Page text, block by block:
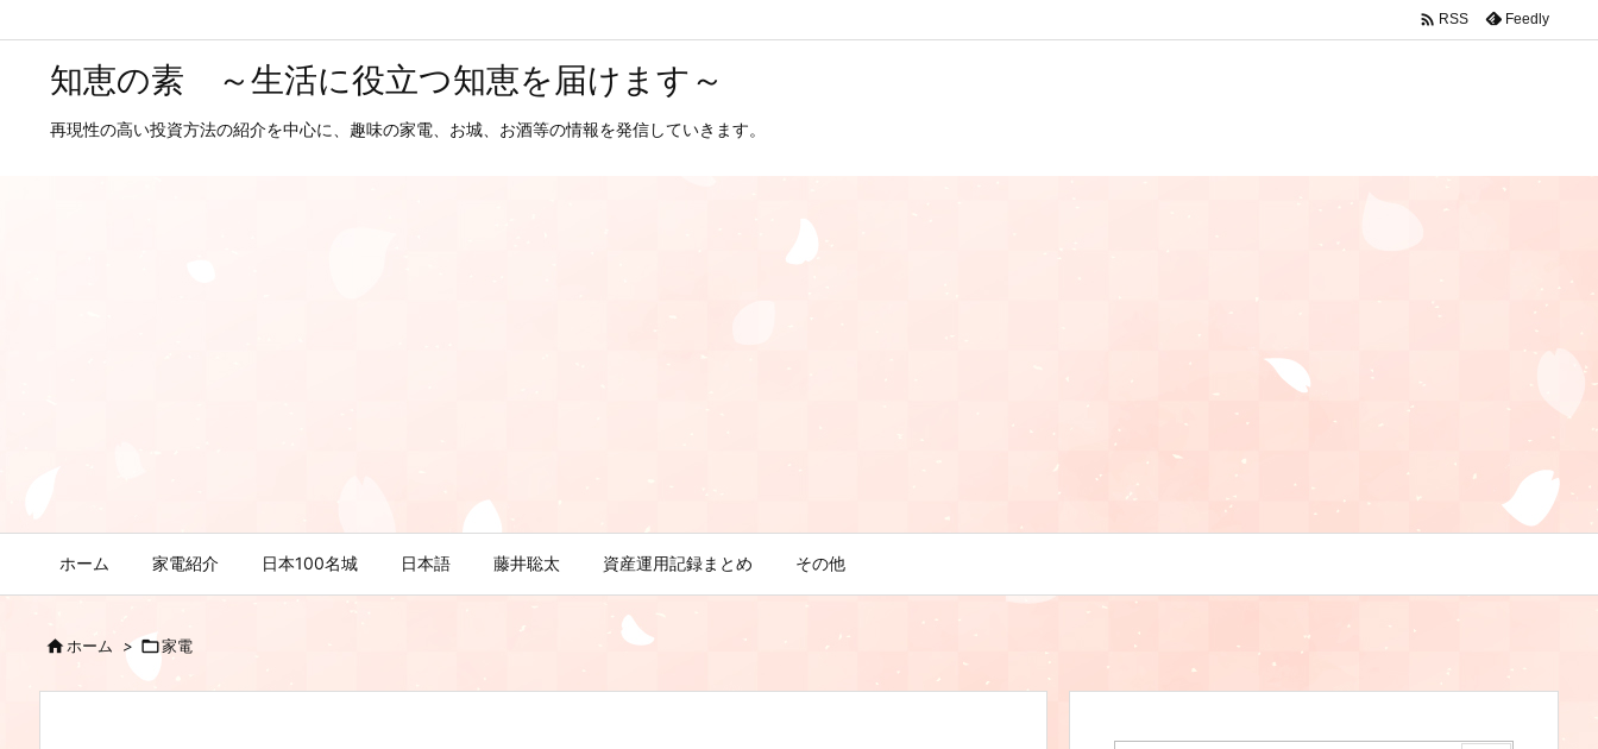
知恵の素 ～生活に役立つ知恵を届けます～
再現性の高い投資方法の紹介を中心に、趣味の家電、お城、お酒等の情報を発信していきます。
ホーム 家電紹介 日本100名城 日本語 藤井聡太 資産運用記録まとめ その他
 RSS Feedly
ホーム > 家電